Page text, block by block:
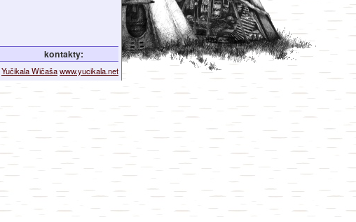
kontakty:
Yučikala Wičašawww.yucikala.net